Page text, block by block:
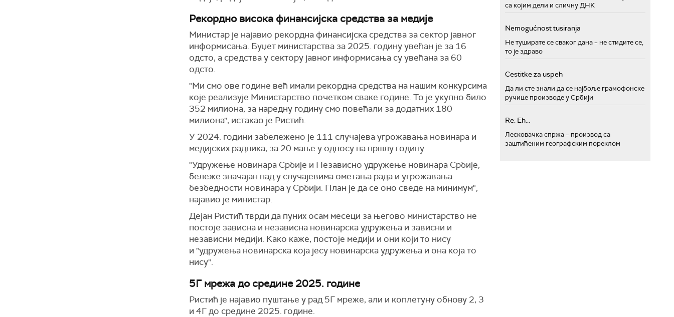
Рекордно висока финансијска средства за медије
Министар је најавио рекордна финансијска средства за сектор јавног
информисања. Буџет министарства за 2025. годину увећан је за 16
одсто, а средства у сектору јавног информисања су увећана за 60
одсто.
"Ми смо ове године већ имали рекордна средства на нашим конкурсима
које реализује Министарство почетком сваке године. То је укупно било
352 милиона, за наредну годину смо повећали за додатних 180
милиона", истакао је Ристић.
У 2024. години забележено је 111 случајева угрожавања новинара и
медијских радника, за 20 мање у односу на пршлу годину.
"Удружење новинара Србије и Независно удружење новинара Србије,
бележе значајан пад у случајевима ометања рада и угрожавања
безбедности новинара у Србији. План је да се оно сведе на минимум",
најавио је министар.
Дејан Ристић тврди да пуних осам месеци за његово министарство не
постоје зависна и независна новинарска удружења и зависни и
независни медији. Како каже, постоје медији и они који то нису
и "удружења новинарска која јесу новинарска удружења и она која то
нису".
5Г мрежа до средине 2025. године
Ристић је најавио пуштање у рад 5Г мреже, али и коплетуну обнову 2, 3
и 4Г до средине 2025. године.
са којим дели и сличну ДНК
Nemogućnost tusiranja
Не туширате се сваког дана – не стидите се,
то је здраво
Cestitke za uspeh
Да ли сте знали да се најбоље грамофонске
ручице производе у Србији
Re: Eh...
Лесковачка спржа – производ са
заштићеним географским пореклом